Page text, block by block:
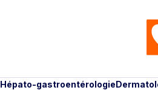
Hépato-gastroentérologie